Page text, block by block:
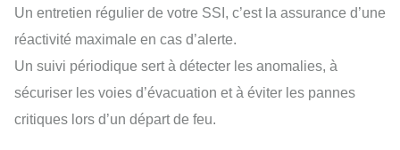
Un entretien régulier de votre SSI, c’est la assurance d’une
réactivité maximale en cas d’alerte.
Un suivi périodique sert à détecter les anomalies, à
sécuriser les voies d’évacuation et à éviter les pannes
critiques lors d’un départ de feu.